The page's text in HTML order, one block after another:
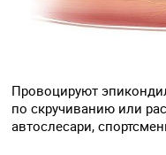
Провоцируют
по скручиванию или
автослесари,